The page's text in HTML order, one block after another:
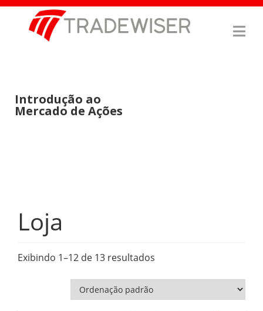
Introdução ao
Mercado de Ações
Loja
Exibindo 1–12 de 13 resultados